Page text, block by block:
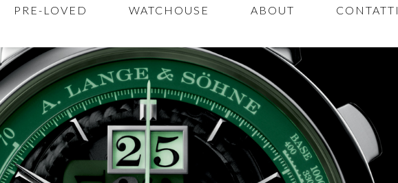
PRE-LOVED WATCHOUSE ABOUT CONTATTI